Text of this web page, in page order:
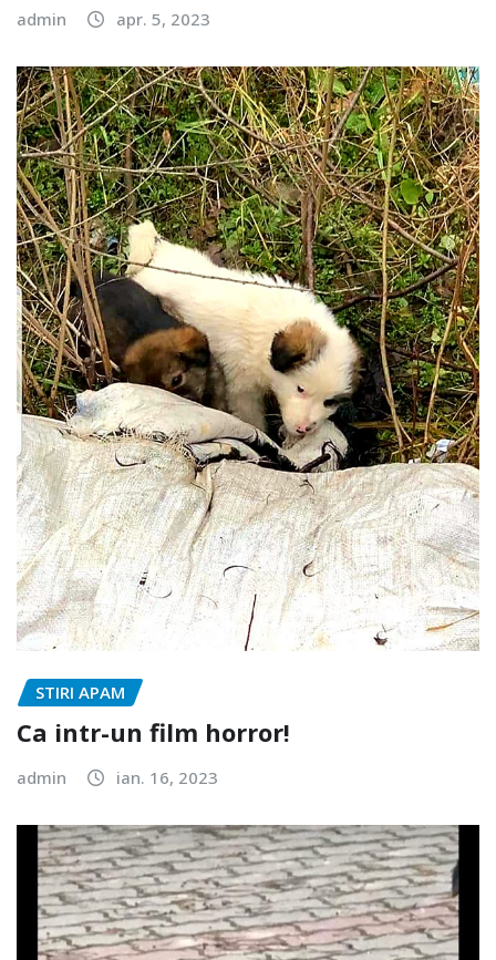
admin apr. 5, 2023
STIRI APAM
Ca intr-un film horror!
admin ian. 16, 2023